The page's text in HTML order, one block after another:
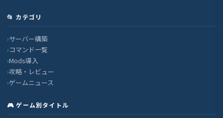
📂 カテゴリ
サーバー構築
コマンド一覧
Mods導入
攻略・レビュー
ゲームニュース
🎮 ゲーム別タイトル